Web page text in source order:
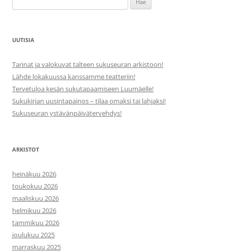
UUTISIA
Tarinat ja valokuvat talteen sukuseuran arkistoon!
Lähde lokakuussa kanssamme teatteriin!
Tervetuloa kesän sukutapaamiseen Luumäelle!
Sukukirjan uusintapainos – tilaa omaksi tai lahjaksi!
Sukuseuran ystävänpäivätervehdys!
ARKISTOT
heinäkuu 2026
toukokuu 2026
maaliskuu 2026
helmikuu 2026
tammikuu 2026
joulukuu 2025
marraskuu 2025